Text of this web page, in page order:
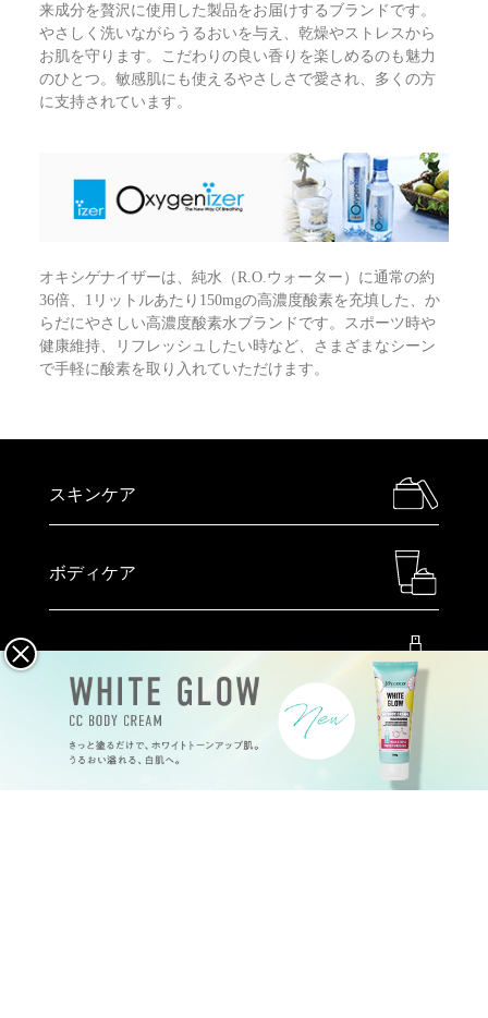
来成分を贅沢に使用した製品をお届けするブランドです。
やさしく洗いながらうるおいを与え、乾燥やストレスから
お肌を守ります。こだわりの良い香りを楽しめるのも魅力
のひとつ。敏感肌にも使えるやさしさで愛され、多くの方
に支持されています。
オキシゲナイザーは、純水（R.O.ウォーター）に通常の約
36倍、1リットルあたり150mgの高濃度酸素を充填した、か
らだにやさしい高濃度酸素水ブランドです。スポーツ時や
健康維持、リフレッシュしたい時など、さまざまなシーン
で手軽に酸素を取り入れていただけます。
スキンケア
ボディケア
メイクアップ